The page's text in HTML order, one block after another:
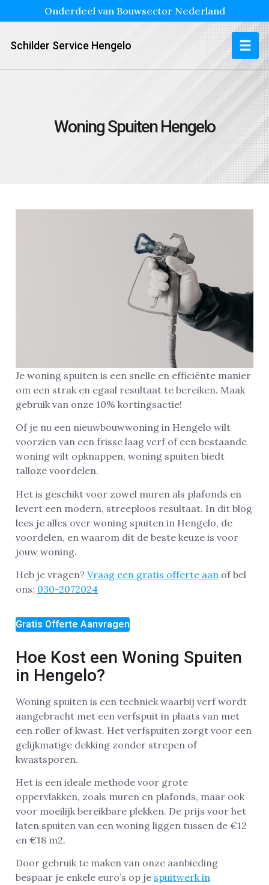
Onderdeel van Bouwsector Nederland
Schilder Service Hengelo
Woning Spuiten Hengelo
Je woning spuiten is een snelle en efficiënte manier
om een strak en egaal resultaat te bereiken. Maak
gebruik van onze 10% kortingsactie!
Of je nu een nieuwbouwwoning in Hengelo wilt
voorzien van een frisse laag verf of een bestaande
woning wilt opknappen, woning spuiten biedt
talloze voordelen.
Het is geschikt voor zowel muren als plafonds en
levert een modern, streeploos resultaat. In dit blog
lees je alles over woning spuiten in Hengelo, de
voordelen, en waarom dit de beste keuze is voor
jouw woning.
Heb je vragen? Vraag een gratis offerte aan of bel
ons: 030-2072024
Gratis Offerte Aanvragen
Hoe Kost een Woning Spuiten
in Hengelo?
Woning spuiten is een techniek waarbij verf wordt
aangebracht met een verfspuit in plaats van met
een roller of kwast. Het verfspuiten zorgt voor een
gelijkmatige dekking zonder strepen of
kwastsporen.
Het is een ideale methode voor grote
oppervlakken, zoals muren en plafonds, maar ook
voor moeilijk bereikbare plekken. De prijs voor het
laten spuiten van een woning liggen tussen de €12
en €18 m2.
Door gebruik te maken van onze aanbieding
bespaar je enkele euro’s op je spuitwerk in